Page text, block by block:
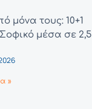
μόνα τους: 10+1
μέσα σε 2,5
»